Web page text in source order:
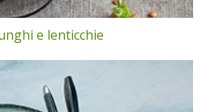
e lenticchie